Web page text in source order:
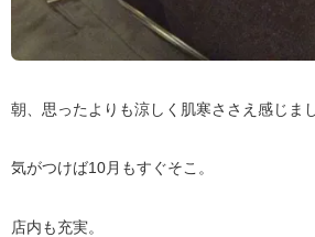
朝、思ったよりも涼しく肌寒ささえ感じまし
気がつけば10月もすぐそこ。
店内も充実。